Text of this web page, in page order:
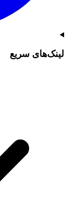
لینک‌های سریع